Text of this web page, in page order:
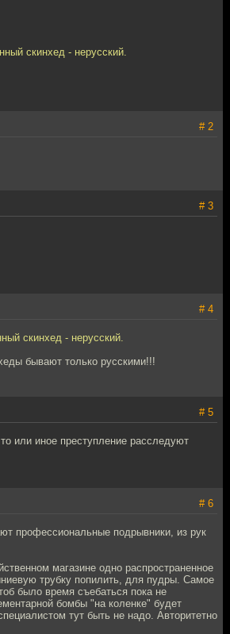
скинхед - нерусский.
# 2
# 3
# 4
скинхед - нерусский.
бывают только русскими!!!
# 5
или иное преступление расследуют
# 6
профессиональные подрывники, из рук
магазине одно распространенное
трубку попилить, для пудры. Самое
было время съебаться пока не
бомбы "на коленке" будет
тут быть не надо. Авторитетно